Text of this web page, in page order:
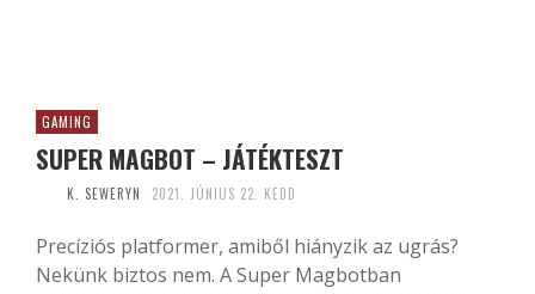
GAMING
SUPER MAGBOT – JÁTÉKTESZT
K. SEWERYN 2021. JÚNIUS 22. KEDD
Precíziós platformer, amiből hiányzik az ugrás?
Nekünk biztos nem. A Super Magbotban